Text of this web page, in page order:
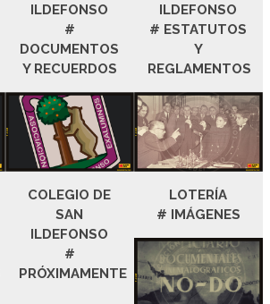
ILDEFONSO
#
DOCUMENTOS
Y RECUERDOS
ILDEFONSO
# ESTATUTOS
Y
REGLAMENTOS
COLEGIO DE
SAN
ILDEFONSO
#
PRÓXIMAMENTE
LOTERÍA
# IMÁGENES